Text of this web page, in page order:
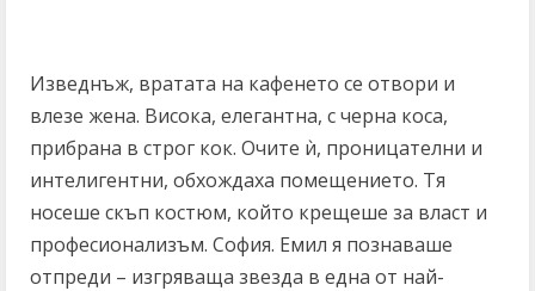
Изведнъж, вратата на кафенето се отвори и
влезе жена. Висока, елегантна, с черна коса,
прибрана в строг кок. Очите ѝ, проницателни и
интелигентни, обхождаха помещението. Тя
носеше скъп костюм, който крещеше за власт и
професионализъм. София. Емил я познаваше
отпреди – изгряваща звезда в една от най-